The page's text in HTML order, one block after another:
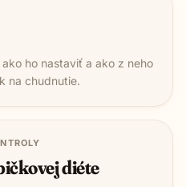
ho nastaviť a ako z neho
na chudnutie.
diéte